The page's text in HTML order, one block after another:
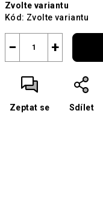
cena:
Zvolte variantu
Kód: Zvolte variantu
+
−
Zeptat se Sdílet